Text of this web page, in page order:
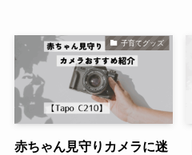
子育てグッズ
赤ちゃん見守りカメラに迷